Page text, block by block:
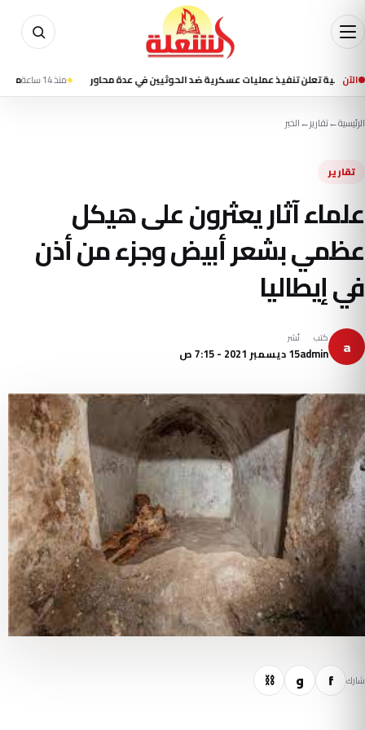
الآنتعلن تنفيذ عمليات عسكرية ضد الحوثيين في عدة محاور منذ 14 ساعة منتخب ناشئات اليد يتأخر 12-13 أمام
الرئيسية←تقارير←الخبر
تقارير
علماء آثار يعثرون على هيكل
عظمي بشعر أبيض وجزء من أذن
في إيطاليا
a كتب
admin
نُشر
15 ديسمبر 2021 - 7:15 ص
شارك f و ⛓